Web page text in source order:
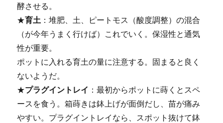
酵させる。
★育土 ：堆肥、土、ピートモス（酸度調整）の混合
（が今年うまく行けば）これでいく。保湿性と通気
性が重要。
ポットに入れる育土の量に注意する。固まると良く
ないようだ。
★プラグイントレイ ：最初からポットに蒔くとスペ
ースを食う。箱蒔きは鉢上げが面倒だし、苗が痛み
やすい。プラグイントレイなら、スポット抜けて鉢